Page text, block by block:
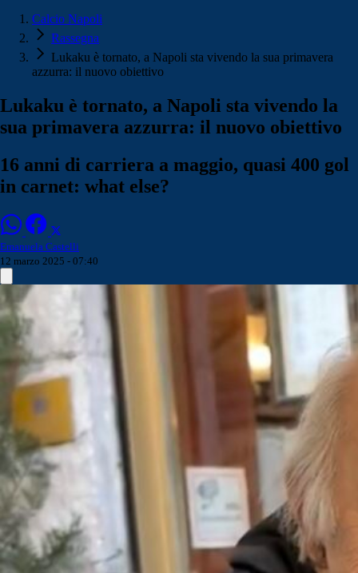
Calcio Napoli
Rassegna
Lukaku è tornato, a Napoli sta vivendo la sua primavera
azzurra: il nuovo obiettivo
Lukaku è tornato, a Napoli sta vivendo la
sua primavera azzurra: il nuovo obiettivo
16 anni di carriera a maggio, quasi 400 gol
in carnet: what else?
Emanuela Castelli
12 marzo 2025 - 07:40